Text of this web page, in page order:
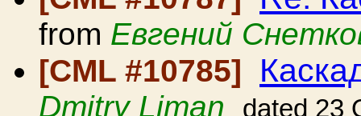
from Евгений
[CML #10785]
Dmitry Liman dated 23